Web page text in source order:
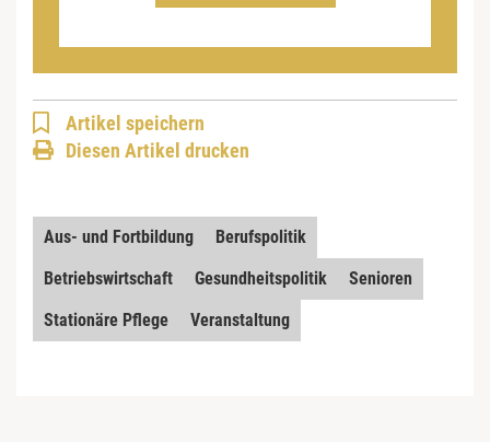
Artikel speichern
Diesen Artikel drucken
Aus- und Fortbildung
Berufspolitik
Betriebswirtschaft
Gesundheitspolitik
Senioren
Stationäre Pflege
Veranstaltung